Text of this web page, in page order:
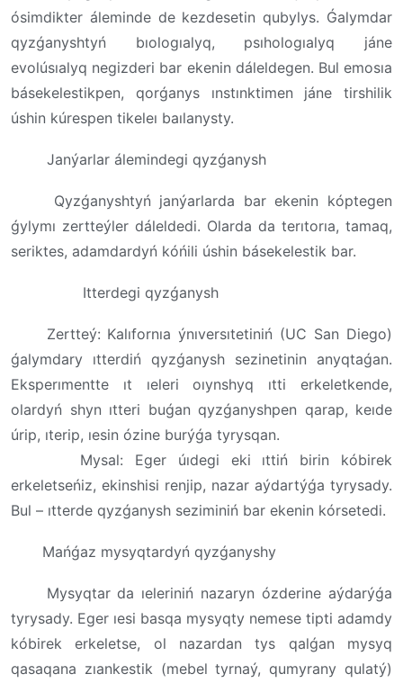
ósimdikter áleminde de kezdesetin qubylys. Ǵalymdar
qyzǵanyshtyń bıologıalyq, psıhologıalyq jáne
evolúsıalyq negizderi bar ekenin dáleldegen. Bul emosıa
básekelestikpen, qorǵanys ınstınktimen jáne tirshilik
úshin kúrespen tikeleı baılanysty.
Janýarlar álemindegi qyzǵanysh
Qyzǵanyshtyń janýarlarda bar ekenin kóptegen
ǵylymı zertteýler dáleldedi. Olarda da terıtorıa, tamaq,
seriktes, adamdardyń kóńili úshin básekelestik bar.
Itterdegi qyzǵanysh
Zertteý: Kalıfornıa ýnıversıtetiniń (UC San Diego)
ǵalymdary ıtterdiń qyzǵanysh sezinetinin anyqtaǵan.
Eksperımentte ıt ıeleri oıynshyq ıtti erkeletkende,
olardyń shyn ıtteri buǵan qyzǵanyshpen qarap, keıde
úrip, ıterip, ıesin ózine burýǵa tyrysqan.
Mysal: Eger úıdegi eki ıttiń birin kóbirek
erkeletseńiz, ekinshisi renjip, nazar aýdartýǵa tyrysady.
Bul – ıtterde qyzǵanysh seziminiń bar ekenin kórsetedi.
Mańǵaz mysyqtardyń qyzǵanyshy
Mysyqtar da ıeleriniń nazaryn ózderine aýdarýǵa
tyrysady. Eger ıesi basqa mysyqty nemese tipti adamdy
kóbirek erkeletse, ol nazardan tys qalǵan mysyq
qasaqana zıankestik (mebel tyrnaý, qumyrany qulatý)